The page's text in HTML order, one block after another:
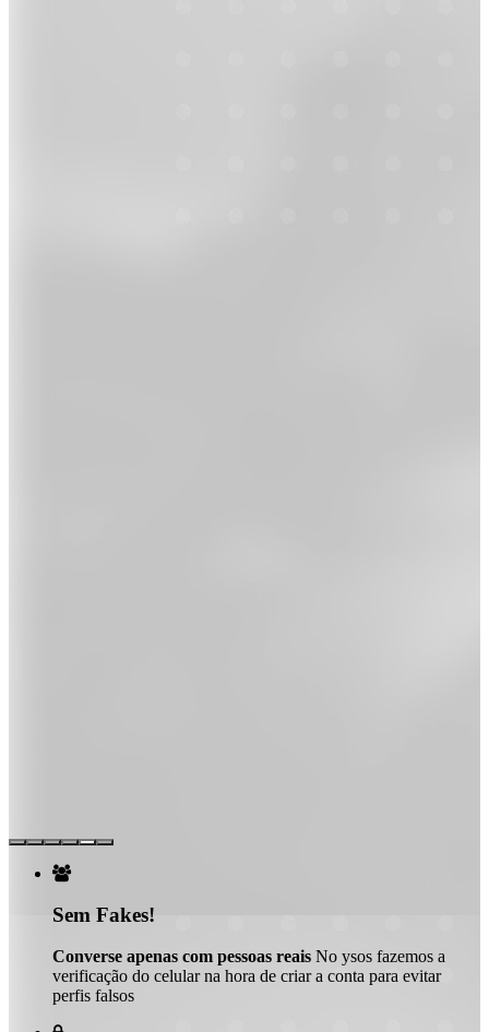

Sem Fakes!
Converse apenas com pessoas reais No ysos fazemos a
verificação do celular na hora de criar a conta para evitar
perfis falsos